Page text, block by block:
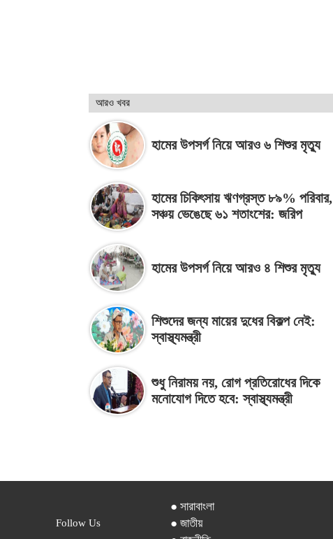
আরও খবর
হামের উপসর্গ নিয়ে আরও ৬ শিশুর মৃত্যু
হামের চিকিৎসায় ঋণগ্রস্ত ৮৯% পরিবার,
সঞ্চয় ভেঙেছে ৬১ শতাংশের: জরিপ
হামের উপসর্গ নিয়ে আরও ৪ শিশুর মৃত্যু
শিশুদের জন্য মায়ের দুধের বিকল্প নেই:
স্বাস্থ্যমন্ত্রী
শুধু নিরাময় নয়, রোগ প্রতিরোধের দিকে
মনোযোগ দিতে হবে: স্বাস্থ্যমন্ত্রী
Follow Us
● সারাবাংলা
● জাতীয়